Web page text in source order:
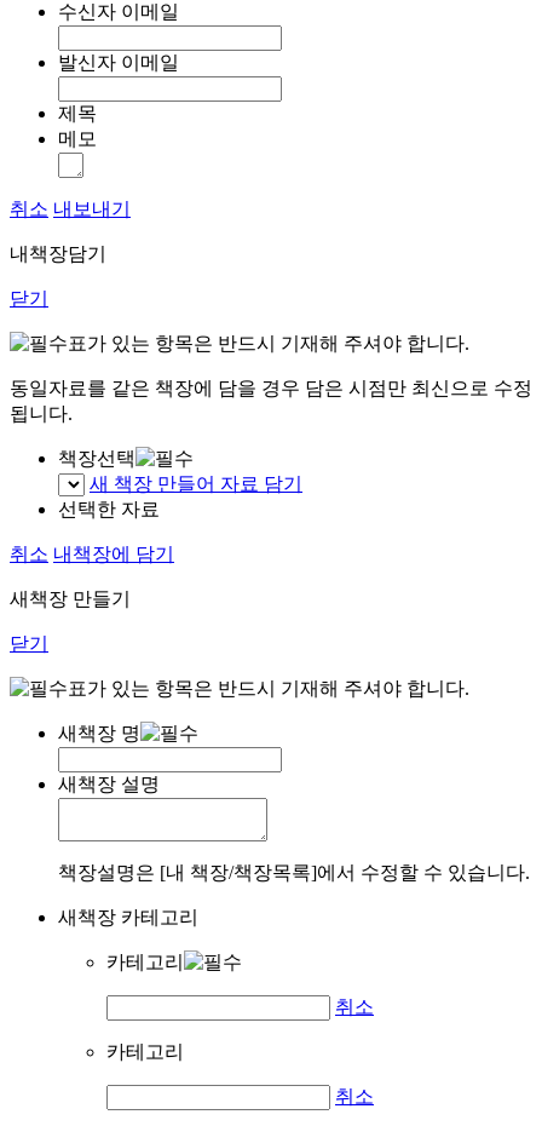
수신자 이메일
발신자 이메일
제목
메모
취소 내보내기
내책장담기
닫기
표가 있는 항목은 반드시 기재해 주셔야 합니다.
동일자료를 같은 책장에 담을 경우 담은 시점만 최신으로 수정
됩니다.
책장선택
새 책장 만들어 자료 담기
선택한 자료
취소 내책장에 담기
새책장 만들기
닫기
표가 있는 항목은 반드시 기재해 주셔야 합니다.
새책장 명
새책장 설명
책장설명은 [내 책장/책장목록]에서 수정할 수 있습니다.
새책장 카테고리
카테고리
취소
카테고리
취소